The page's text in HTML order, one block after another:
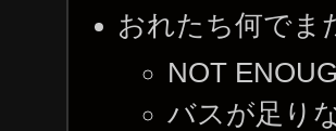
おれたち何でま
NOT
バスが足り